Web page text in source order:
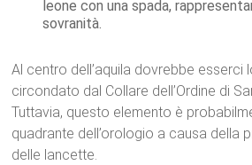
leone con una spada,
sovranità.
Al centro dell’aquila dovrebbe esserci
circondato dal Collare dell’Ordine di
Tuttavia, questo elemento è
quadrante dell’orologio a causa della
delle lancette.